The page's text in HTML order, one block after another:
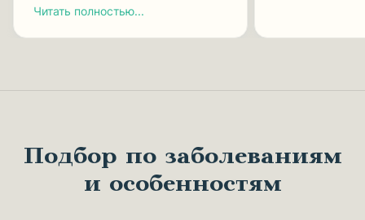
Читать полностью...
Подбор по заболеваниям
и особенностям